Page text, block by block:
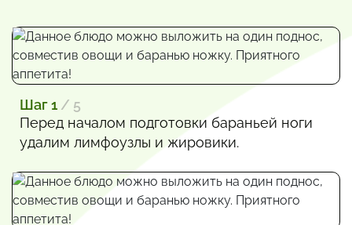
Шаг 1 / 5
Перед началом подготовки бараньей ноги
удалим лимфоузлы и жировики.